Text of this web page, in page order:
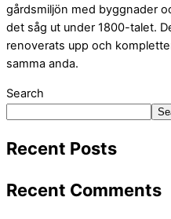
gårds­miljön med byggnader
det såg ut under 1800-talet.
renoverats upp och
samma anda.
Search
Recent Posts
Recent Comments